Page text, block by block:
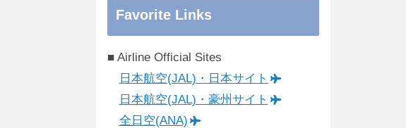
Favorite Links
■ Airline Official Sites
日本航空(JAL)・日本サイト
日本航空(JAL)・豪州サイト
全日空(ANA)